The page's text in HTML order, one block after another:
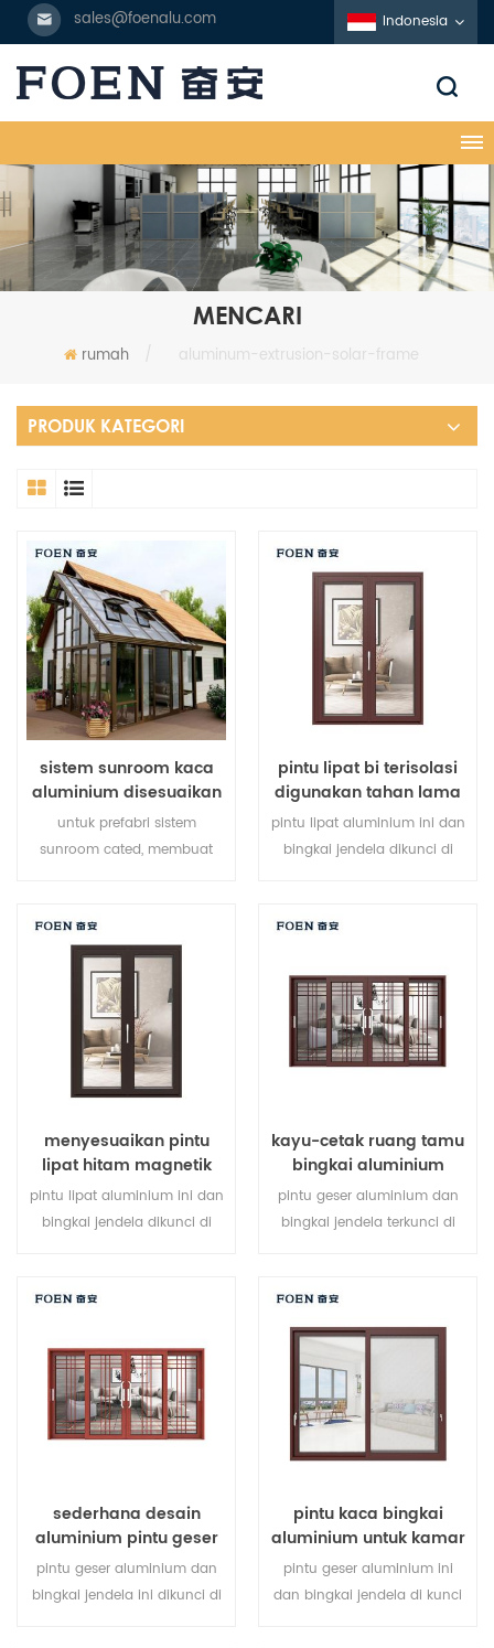
sales@foenalu.com Indonesia
MENCARI
rumah / aluminum-extrusion-solar-frame
PRODUK KATEGORI
sistem sunroom kaca
aluminium disesuaikan
untuk prefabri sistem
sunroom cated, membuat
pintu lipat bi terisolasi
digunakan tahan lama
untuk hotel tepi laut
pintu lipat aluminium ini dan
bingkai jendela dikunci di
anti-pencurian sangat baik.
memenuhi berbagai
kebutuhan arsitektur.
menyesuaikan pintu
lipat hitam magnetik
besar penggunaan
tahan lama
pintu lipat aluminium ini dan
bingkai jendela dikunci di
anti-pencurian sangat baik.
memenuhi berbagai
kebutuhan arsitektur.
kayu-cetak ruang tamu
bingkai aluminium
sistem jendela geser
pintu geser aluminium dan
bingkai jendela terkunci di
anti-pencurian sangat baik.
berbagai jenis pintu untuk
kebutuhan arsitektur.
sederhana desain
aluminium pintu geser
cetak kayu kamar tidur
pintu geser aluminium dan
bingkai jendela ini dikunci di
pintu kaca bingkai
aluminium untuk kamar
mandi internal
pintu geser aluminium ini
dan bingkai jendela di kunci